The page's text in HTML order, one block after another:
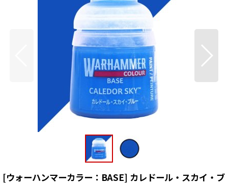
[ウォーハンマーカラー：BASE] カレドール・スカイ・ブ